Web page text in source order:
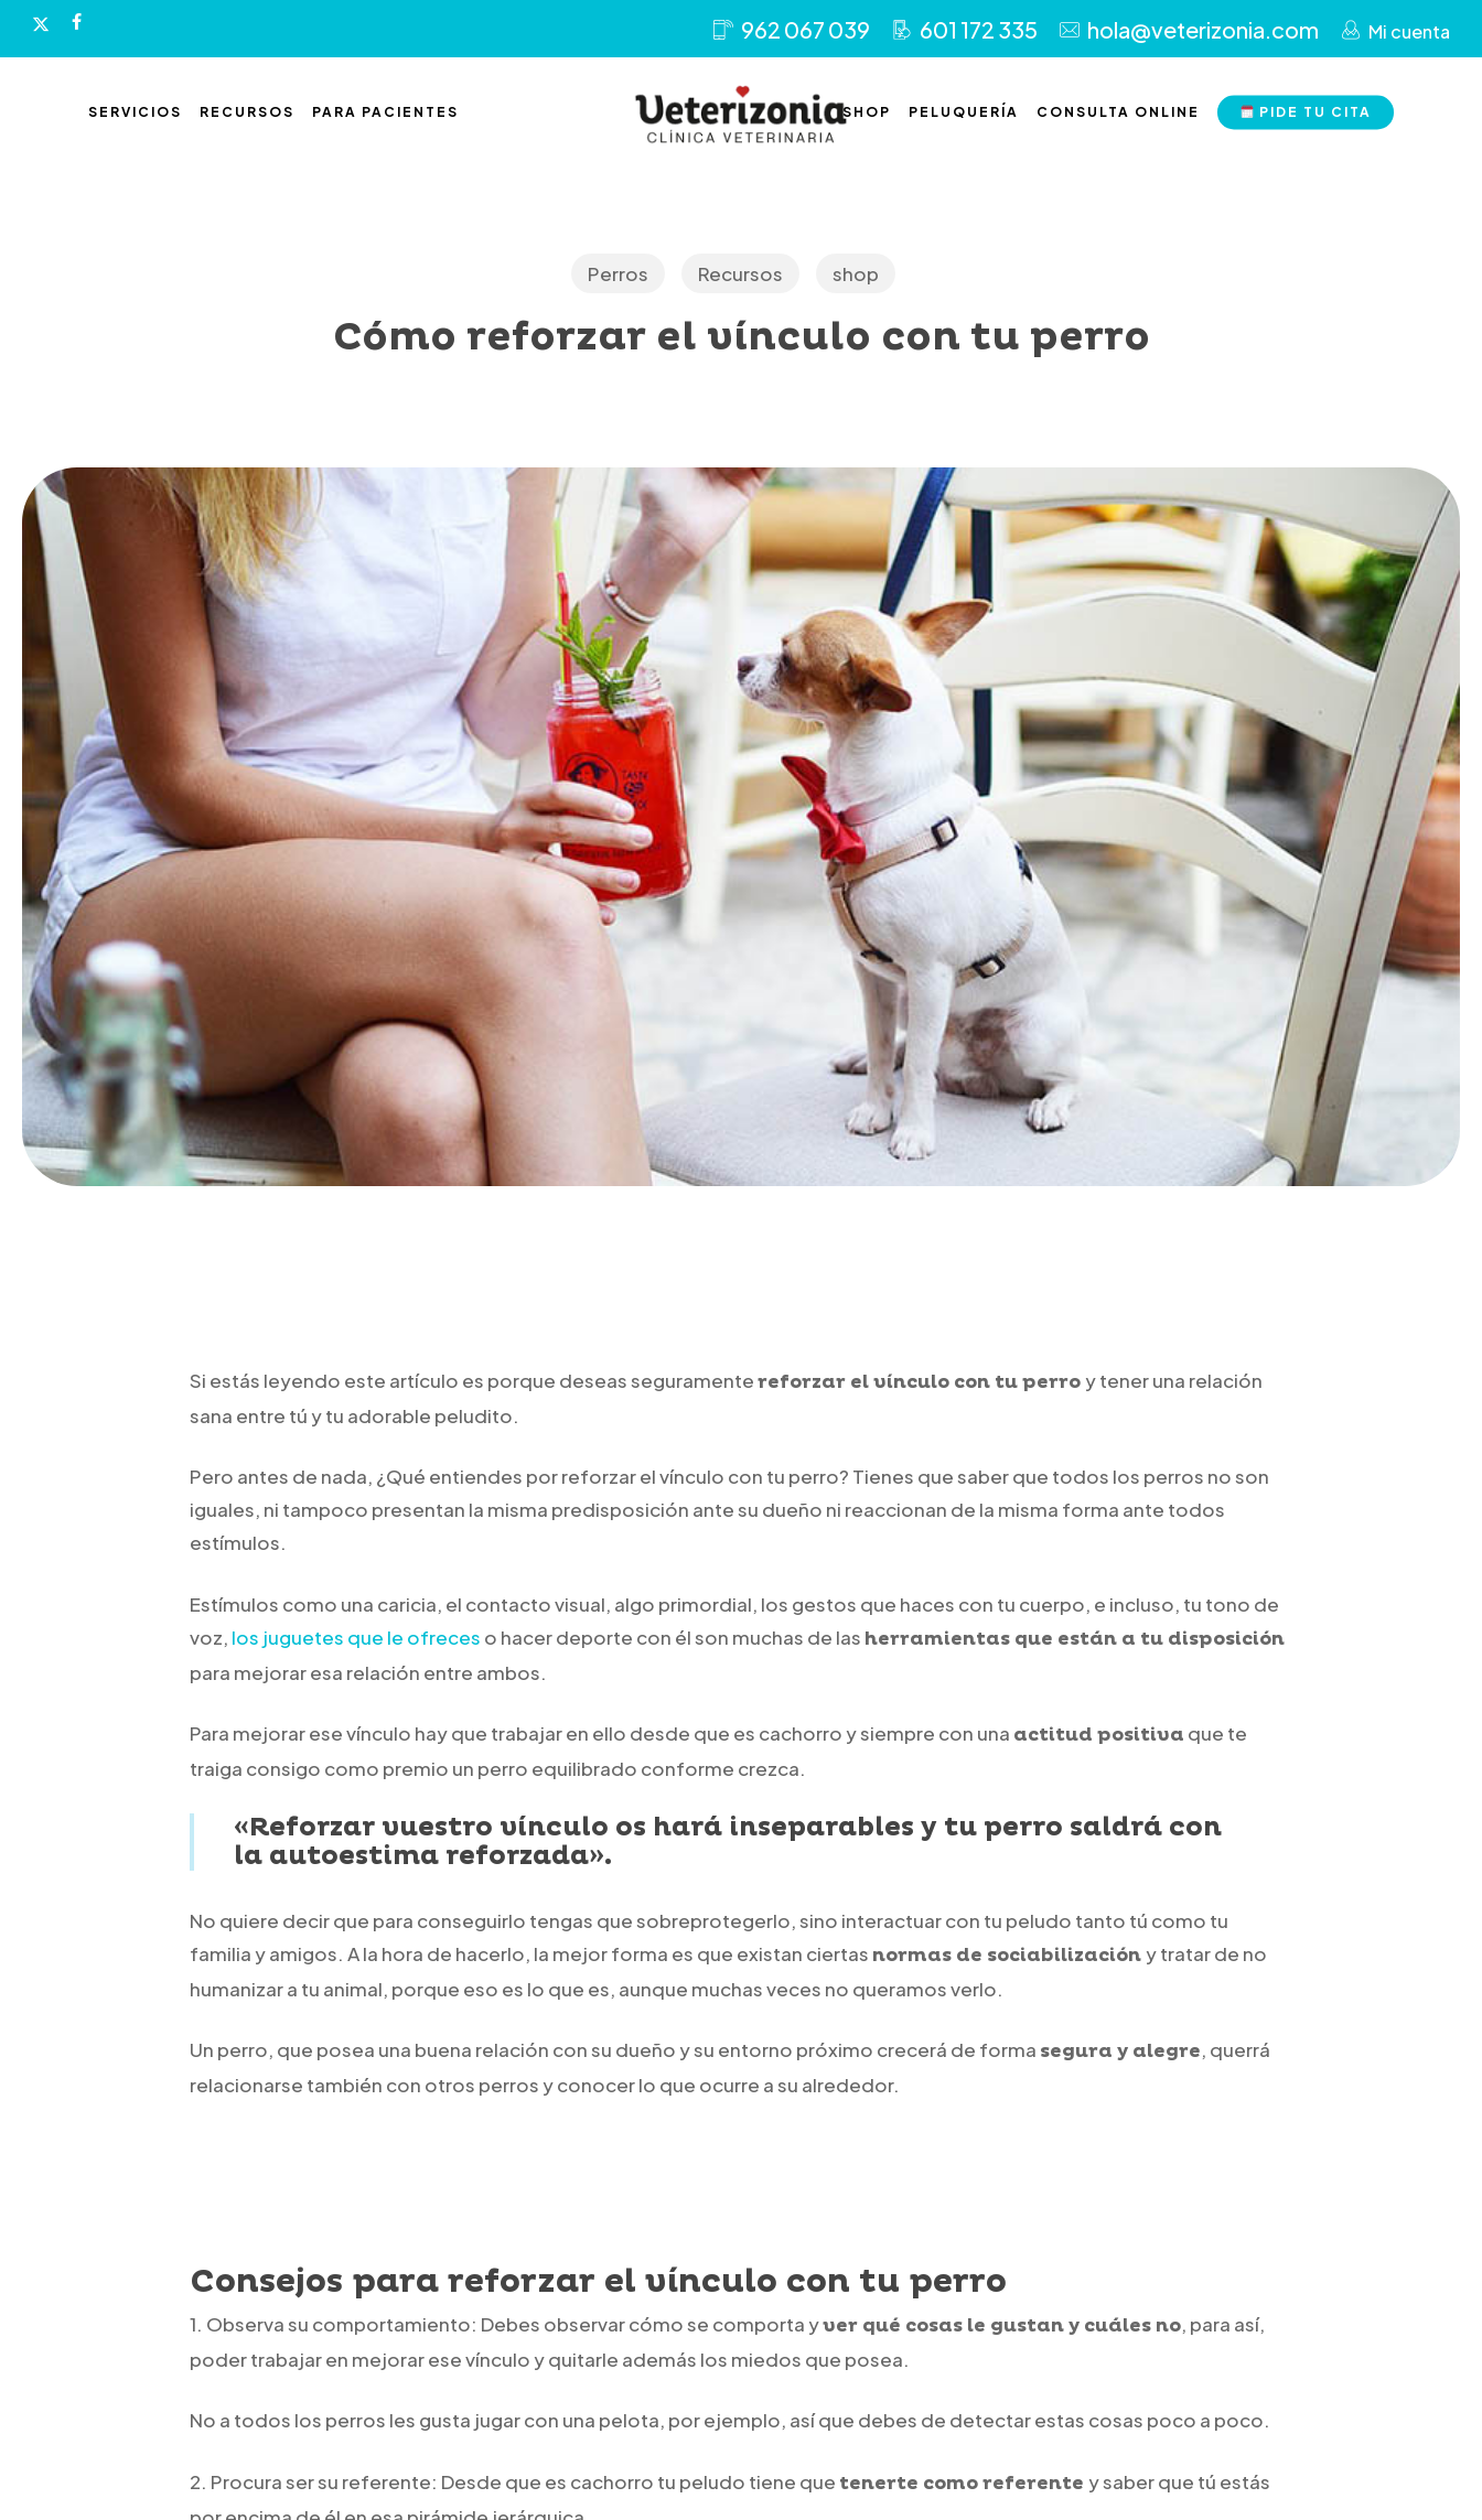
Skipx-
facebook 962 067 039 601 172 335 hola@veterizonia.com Mi cuenta
SERVICIOS RECURSOS PARA PACIENTES SHOP PELUQUERÍA CONSULTA ONLINE PIDE TU CITA
Perros Recursos shop
Cómo reforzar el vínculo con tu perro
Si estás leyendo este artículo es porque deseas seguramentereforzar el vínculo con tu perro y tener una relación
sana entre tú y tu adorable peludito.
Pero antes de nada, ¿Qué entiendes por reforzar el vínculo con tu perro? Tienes que saber que todos los perros no son
iguales, ni tampoco presentan la misma predisposición ante su dueño ni reaccionan de la misma forma ante todos
estímulos.
Estímulos como una caricia, el contacto visual, algo primordial, los gestos que haces con tu cuerpo, e incluso, tu tono de
voz, los juguetes que le ofreces o hacer deporte con él son muchas de las herramientas que están a tu disposición
para mejorar esa relación entre ambos.
Para mejorar ese vínculo hay que trabajar en ello desde que es cachorro y siempre con una actitud positiva que te
traiga consigo como premio un perro equilibrado conforme crezca.
«Reforzar vuestro vínculo os hará inseparables y tu perro saldrá con
la autoestima reforzada».
No quiere decir que para conseguirlo tengas que sobreprotegerlo, sino interactuar con tu peludo tanto tú como tu
familia y amigos. A la hora de hacerlo, la mejor forma es que existan ciertas normas de sociabilización y tratar de no
humanizar a tu animal, porque eso es lo que es, aunque muchas veces no queramos verlo.
Un perro, que posea una buena relación con su dueño y su entorno próximo crecerá de forma segura y alegre, querrá
relacionarse también con otros perros y conocer lo que ocurre a su alrededor.
Consejos para reforzar el vínculo con tu perro
1. Observa su comportamiento: Debes observar cómo se comporta yver qué cosas le gustan y cuáles no, para así,
poder trabajar en mejorar ese vínculo y quitarle además los miedos que posea.
No a todos los perros les gusta jugar con una pelota, por ejemplo, así que debes de detectar estas cosas poco a poco.
2. Procura ser su referente: Desde que es cachorro tu peludo tiene que tenerte como referente y saber que tú estás